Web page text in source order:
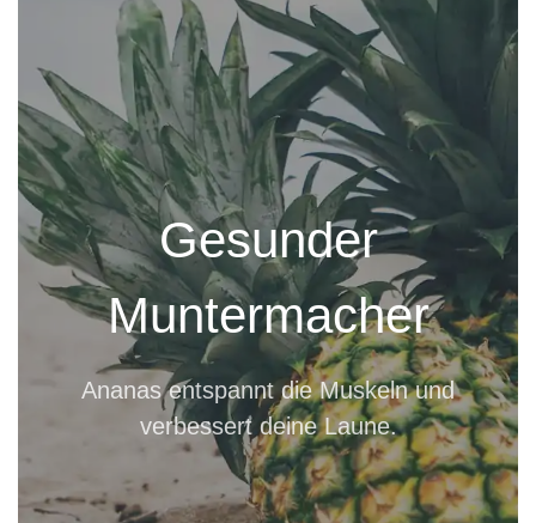
Gesunder
Muntermacher
Ananas entspannt die Muskeln und
verbessert deine Laune.